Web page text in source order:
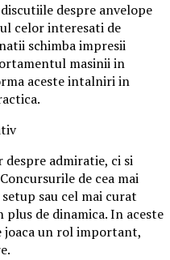
despre anvelope
celor interesati de
schimba impresii
masinii in
aceste intalniri in
admiratie, ci si
de cea mai
sau cel mai curat
de dinamica. In aceste
joaca un rol important,